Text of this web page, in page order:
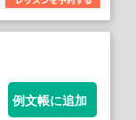
例文帳に追加